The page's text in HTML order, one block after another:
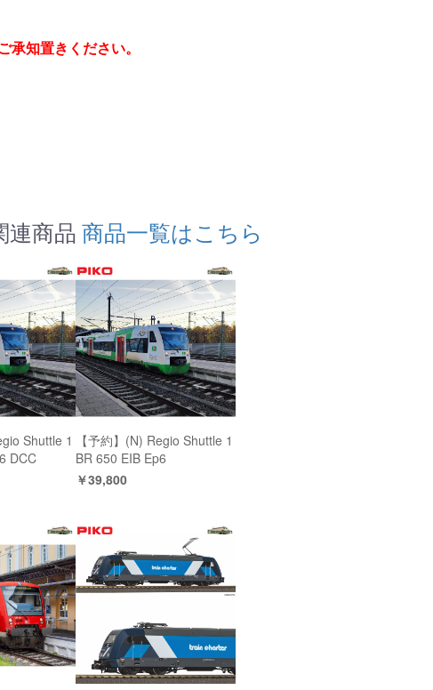
知置きください。
連商品 商品一覧はこちら
Shuttle 1
DCC
【予約】(N) Regio Shuttle 1
BR 650 EIB Ep6
￥39,800